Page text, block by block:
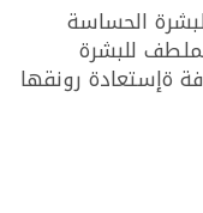
الحساسة
للبشرة
ةإستعادة رونقها